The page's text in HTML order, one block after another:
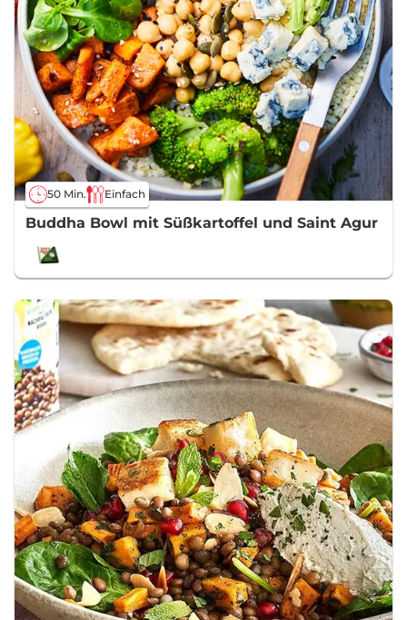
50 Min. Einfach
Buddha Bowl mit Süßkartoffel und Saint Agur